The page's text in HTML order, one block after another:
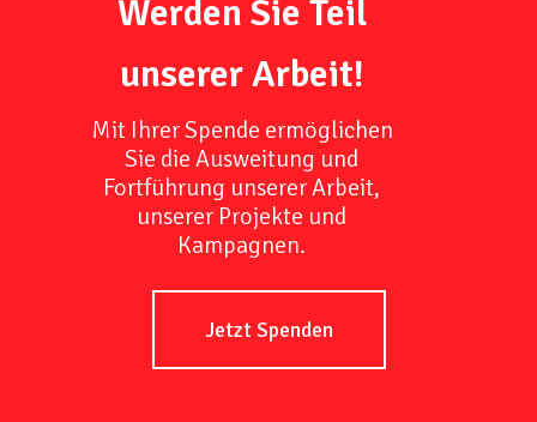
Werden Sie Teil
unserer Arbeit!
Mit Ihrer Spende ermöglichen
Sie die Ausweitung und
Fortführung unserer Arbeit,
unserer Projekte und
Kampagnen.
Jetzt Spenden